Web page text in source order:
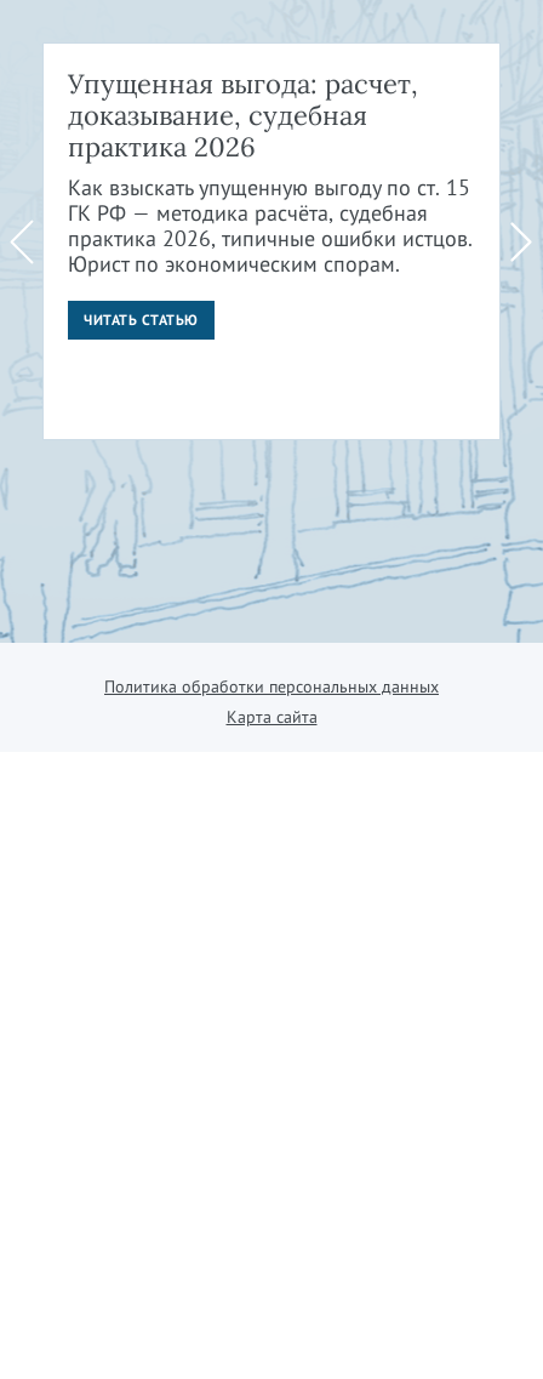
Упущенная выгода: расчет,
доказывание, судебная
практика 2026
Как взыскать упущенную выгоду по ст. 15
ГК РФ — методика расчёта, судебная
практика 2026, типичные ошибки истцов.
Юрист по экономическим спорам.
ЧИТАТЬ СТАТЬЮ
Политика обработки персональных данных
Карта сайта